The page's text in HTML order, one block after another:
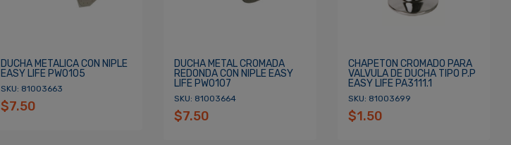
DUCHA METALICA CON NIPLE
EASY LIFE PW0105
SKU: 81003663
$7.50
DUCHA METAL CROMADA
REDONDA CON NIPLE EASY
LIFE PW0107
SKU: 81003664
$7.50
CHAPETON CROMADO PARA
VALVULA DE DUCHA TIPO P.P
EASY LIFE PA3111.1
SKU: 81003699
$1.50